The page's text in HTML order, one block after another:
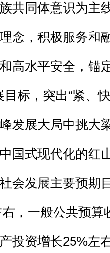
共同体意识为主
念，积极服务和
高水平安全，锚
目标，突出“紧、
发展大局中挑大
国式现代化的红
会发展主要预期
，一般公共预算
投资增长25%左